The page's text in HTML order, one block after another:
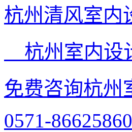
杭州清风室内
杭州室内设
免费咨询杭州
0571-86625860